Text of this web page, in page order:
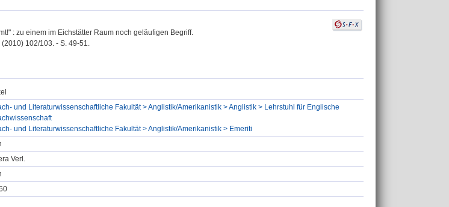
: zu einem im Eichstätter Raum noch geläufigen Begriff.
102/103. - S. 49-51.
und Literaturwissenschaftliche Fakultät > Anglistik/Amerikanistik > Anglistik > Lehrstuhl für Englische
und Literaturwissenschaftliche Fakultät > Anglistik/Amerikanistik > Emeriti
Verl.